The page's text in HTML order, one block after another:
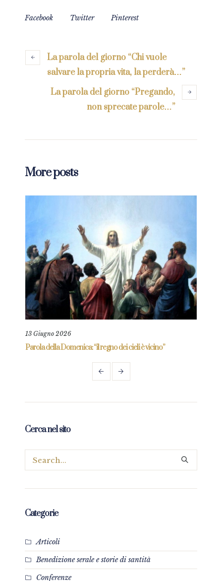
Facebook Twitter Pinterest
La parola del giorno “Chi vuole
salvare la propria vita, la perderà…”
La parola del giorno “Pregando,
non sprecate parole…”
More posts
13 Giugno 2026
Parola della Domenica: “il regno dei cieli è vicino”
Cerca nel sito
Categorie
Articoli
Benedizione serale e storie di santità
Conferenze